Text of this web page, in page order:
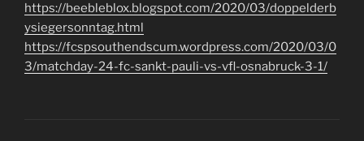
https://beebleblox.blogspot.com/2020/03/doppelderb
ysiegersonntag.html
https://fcspsouthendscum.wordpress.com/2020/03/0
3/matchday-24-fc-sankt-pauli-vs-vfl-osnabruck-3-1/